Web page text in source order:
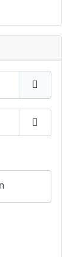
Passwort